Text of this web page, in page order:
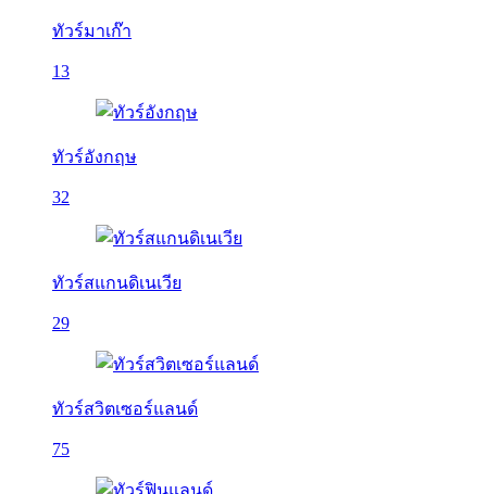
ทัวร์มาเก๊า
13
ทัวร์อังกฤษ
32
ทัวร์สแกนดิเนเวีย
29
ทัวร์สวิตเซอร์แลนด์
75